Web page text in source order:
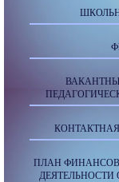
ПЛАН
ДЕЯТЕЛЬНОСТИ